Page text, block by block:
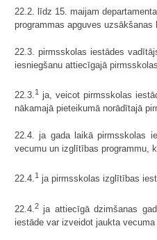
22.2. līdz 15. maijam
programmas apguves
22.3. pirmsskolas iestādes
iesniegšanu attiecīgajā
22.3.1 ja, veicot pirmsskolas
nākamajā pieteikumā norādītajā
22.4. ja gada laikā pirmsskolas
vecumu un izglītības programmu,
22.4.1 ja pirmsskolas izglītības
22.4. 2 ja attiecīgā dzimšanas
iestāde var izveidot jaukta